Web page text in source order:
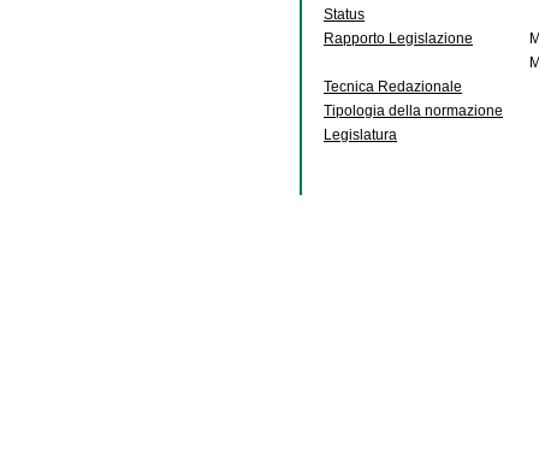
Status
Rapporto Legislazione
Tecnica Redazionale
Tipologia della normazione
Legislatura